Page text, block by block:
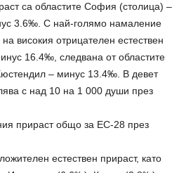
са областите София (столица) –
3.6‰. С най-голямо намаление
високия отрицателен естествен
16.4‰, следвана от областите
– минус 13.4‰. В девет
с над 10 на 1 000 души през
прираст общо за ЕС-28 през
естествен прираст, като